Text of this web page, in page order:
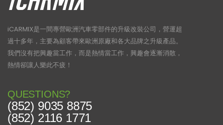
iCARMIX是一間專營歐洲汽車零部件的升級改裝公司，營運超
過十多年，主要為顧客帶來歐洲原廠和各大品牌之升級產品。
我們沒有把興趣當工作，而是熱情當工作，興趣會逐漸消散，
熱情卻讓人樂此不疲！
QUESTIONS?
(852) 9035 8875
(852) 2116 1771